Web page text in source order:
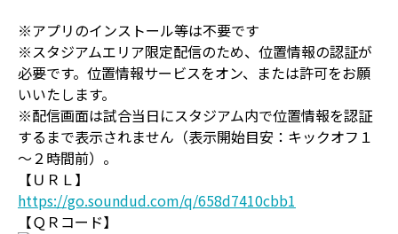
※アプリのインストール等は不要です
※スタジアムエリア限定配信のため、位置情報の認証が
必要です。位置情報サービスをオン、または許可をお願
いいたします。
※配信画面は試合当日にスタジアム内で位置情報を認証
するまで表示されません（表示開始目安：キックオフ１
～２時間前）。
【ＵＲＬ】
https://go.soundud.com/q/658d7410cbb1
【ＱＲコード】